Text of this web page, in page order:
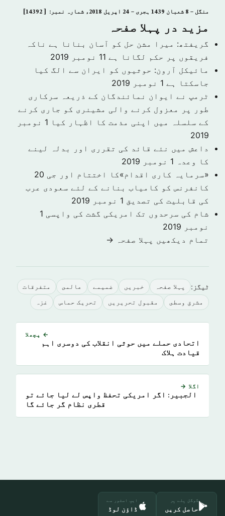
منگل – 8 شعبان 1439 ہجری – 24 اپریل 2018ء شمارہ نمبر: [ 14392]
مزید در پہلا صفحہ
گریفتھ: میرا مشن حل کو آسان بنانا ہے ناکہ
فریقوں پر حکم لگانا ہے 11 نومبر 2019
مائیکل آرون: حوثیوں کو ایران سے الگ کیا
جاسکتا ہے 1 نومبر 2019
ٹرمپ نے ایوان نمائندگان کے ذریعہ سرکاری
طور پر معزول کرنے والی مشینری کو جاری کرنے
کے سلسلہ میں اپنی مذمت کا اظہار کیا
1 نومبر
2019
داعش میں نئے قائد کی تقرری اور بدلہ لینے
کا وعدہ 1 نومبر 2019
«سرمایہ کاری اقدام»کا اختتام اور جی 20
کانفرنس کو کامیاب بنانے کے لئے سعودی عرب
کی قابلیت کی تصدیق 1 نومبر 2019
شام کی سرحدوں تک امریکی گشت کی واپسی 1
نومبر 2019
تمام دیکھیں پہلا صفحہ →
ٹیگز: پہلا صفحہ خبريں ضميمے عالمى متفرقات
مشرق وسطى مقبول تحريريں تحریک حماس غزہ
← پچھلا
اتحادی حملے میں حوثی انقلاب کی دوسری اہم
قیادت ہلاک
اگلا →
الجبیر: اگر امریکی تحفظ واپس لے لیا جائے تو
قطری نظام گر جائے گا
گوگل پلے پر
حاصل کریں
ایپ اسٹور سے
ڈاؤن لوڈ